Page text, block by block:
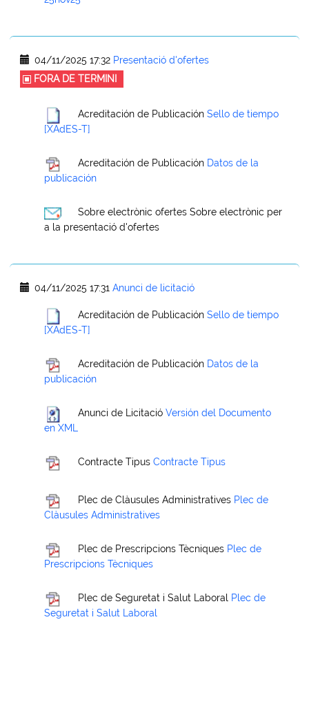
04/11/2025 17:32 Presentació d'ofertes
FORA DE TERMINI
Acreditación de Publicación Sello de tiempo
[XAdES-T]
Acreditación de Publicación Datos de la
publicación
Sobre electrònic ofertes Sobre electrònic per
a la presentació d'ofertes
04/11/2025 17:31 Anunci de licitació
Acreditación de Publicación Sello de tiempo
[XAdES-T]
Acreditación de Publicación Datos de la
publicación
Anunci de Licitació Versión del Documento
en XML
Contracte Tipus Contracte Tipus
Plec de Clàusules Administratives Plec de
Clàusules Administratives
Plec de Prescripcions Tècniques Plec de
Prescripcions Tècniques
Plec de Seguretat i Salut Laboral Plec de
Seguretat i Salut Laboral